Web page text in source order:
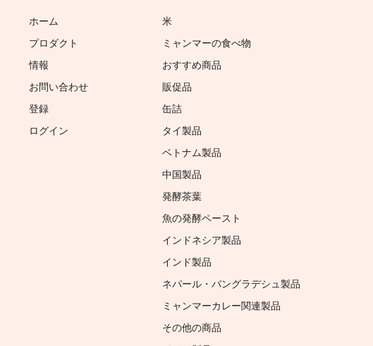
ホーム
プロダクト
情報
お問い合わせ
登録
ログイン
米
ミャンマーの食べ物
おすすめ商品
販促品
缶詰
タイ製品
ベトナム製品
中国製品
発酵茶葉
魚の発酵ペースト
インドネシア製品
インド製品
ネパール・バングラデシュ製品
ミャンマーカレー関連製品
その他の商品